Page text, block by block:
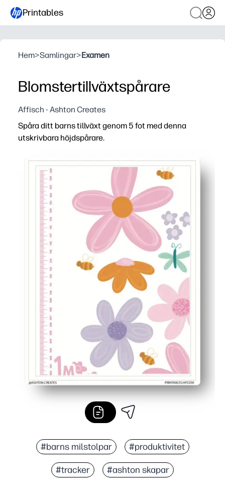
Printables
Hem>Samlingar>Examen
Blomstertillväxtspårare
Affisch - Ashton Creates
Spåra ditt barns tillväxt genom 5 fot med denna
utskrivbara höjdspårare.
#barns milstolpar #produktivitet
#tracker #ashton skapar